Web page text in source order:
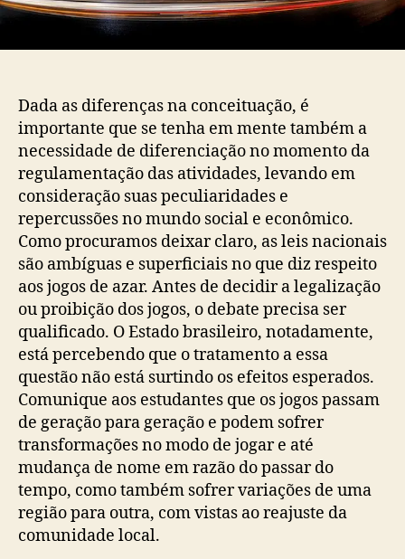
Dada as diferenças na conceituação, é
importante que se tenha em mente também a
necessidade de diferenciação no momento da
regulamentação das atividades, levando em
consideração suas peculiaridades e
repercussões no mundo social e econômico.
Como procuramos deixar claro, as leis nacionais
são ambíguas e superficiais no que diz respeito
aos jogos de azar. Antes de decidir a legalização
ou proibição dos jogos, o debate precisa ser
qualificado. O Estado brasileiro, notadamente,
está percebendo que o tratamento a essa
questão não está surtindo os efeitos esperados.
Comunique aos estudantes que os jogos passam
de geração para geração e podem sofrer
transformações no modo de jogar e até
mudança de nome em razão do passar do
tempo, como também sofrer variações de uma
região para outra, com vistas ao reajuste da
comunidade local.